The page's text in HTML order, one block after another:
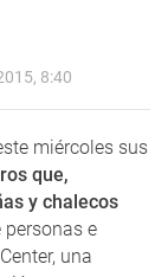
8:40
miércoles sus
que,
y chalecos
e
una